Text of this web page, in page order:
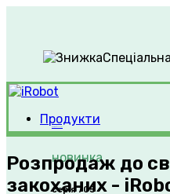
Продукти
новинка
серія 705
Розпродаж до
закоханих -